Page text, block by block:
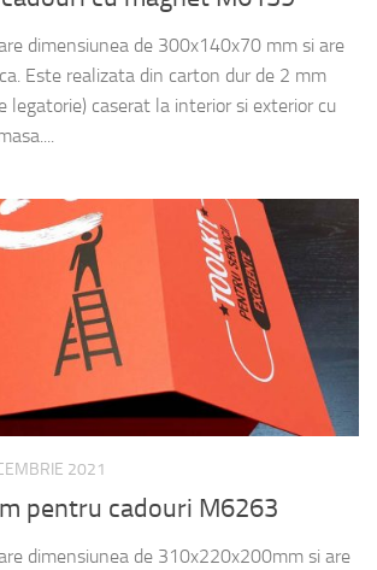
dimensiunea de 300x140x70 mm si are
Este realizata din carton dur de 2 mm
legatorie) caserat la interior si exterior cu
2021
pentru cadouri M6263
dimensiunea de 310x220x200mm si are